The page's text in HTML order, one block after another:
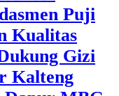
Puji
Kualitas
Gizi
Kalteng